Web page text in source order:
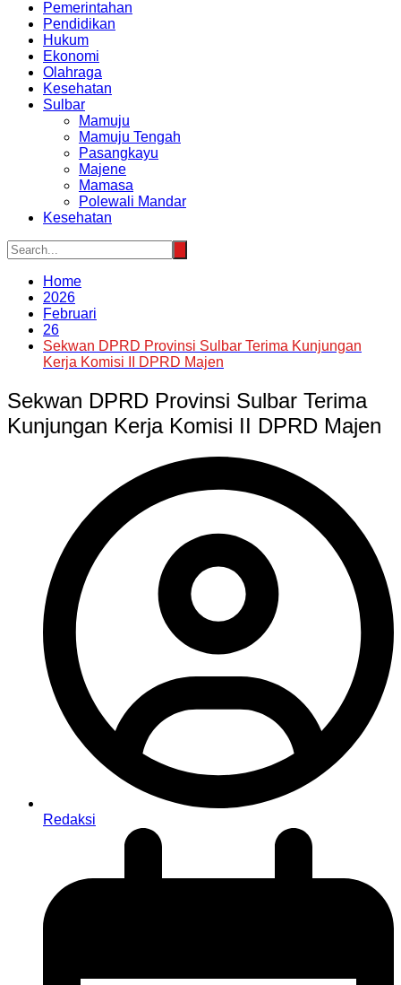
Pemerintahan
Pendidikan
Hukum
Ekonomi
Olahraga
Kesehatan
Sulbar
Mamuju
Mamuju Tengah
Pasangkayu
Majene
Mamasa
Polewali Mandar
Kesehatan
Home
2026
Februari
26
Sekwan DPRD Provinsi Sulbar Terima Kunjungan
Kerja Komisi II DPRD Majen
Sekwan DPRD Provinsi Sulbar Terima
Kunjungan Kerja Komisi II DPRD Majen
Redaksi